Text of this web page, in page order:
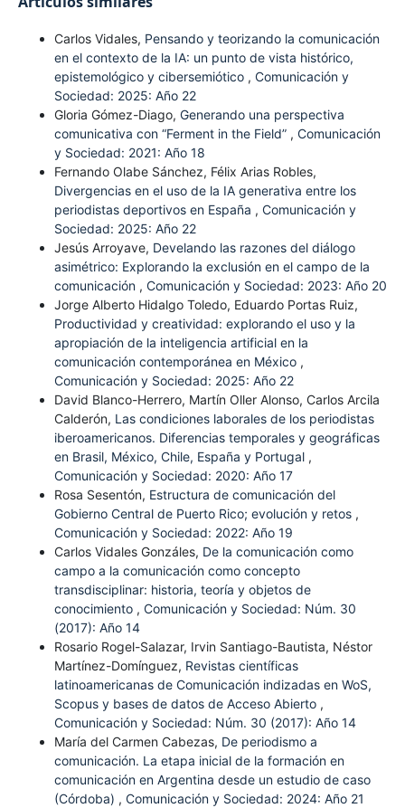
Carlos Vidales, Pensando y teorizando la comunicación
en el contexto de la IA: un punto de vista histórico,
epistemológico y cibersemiótico , Comunicación y
Sociedad: 2025: Año 22
Gloria Gómez-Diago, Generando una perspectiva
comunicativa con “Ferment in the Field” , Comunicación
y Sociedad: 2021: Año 18
Fernando Olabe Sánchez, Félix Arias Robles,
Divergencias en el uso de la IA generativa entre los
periodistas deportivos en España , Comunicación y
Sociedad: 2025: Año 22
Jesús Arroyave, Develando las razones del diálogo
asimétrico: Explorando la exclusión en el campo de la
comunicación , Comunicación y Sociedad: 2023: Año 20
Jorge Alberto Hidalgo Toledo, Eduardo Portas Ruiz,
Productividad y creatividad: explorando el uso y la
apropiación de la inteligencia artificial en la
comunicación contemporánea en México ,
Comunicación y Sociedad: 2025: Año 22
David Blanco-Herrero, Martín Oller Alonso, Carlos Arcila
Calderón, Las condiciones laborales de los periodistas
iberoamericanos. Diferencias temporales y geográficas
en Brasil, México, Chile, España y Portugal ,
Comunicación y Sociedad: 2020: Año 17
Rosa Sesentón, Estructura de comunicación del
Gobierno Central de Puerto Rico; evolución y retos ,
Comunicación y Sociedad: 2022: Año 19
Carlos Vidales Gonzáles, De la comunicación como
campo a la comunicación como concepto
transdisciplinar: historia, teoría y objetos de
conocimiento , Comunicación y Sociedad: Núm. 30
(2017): Año 14
Rosario Rogel-Salazar, Irvin Santiago-Bautista, Néstor
Martínez-Domínguez, Revistas científicas
latinoamericanas de Comunicación indizadas en WoS,
Scopus y bases de datos de Acceso Abierto ,
Comunicación y Sociedad: Núm. 30 (2017): Año 14
María del Carmen Cabezas, De periodismo a
comunicación. La etapa inicial de la formación en
comunicación en Argentina desde un estudio de caso
(Córdoba) , Comunicación y Sociedad: 2024: Año 21